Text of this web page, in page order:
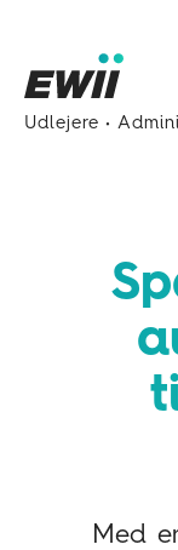
Udlejere
Med